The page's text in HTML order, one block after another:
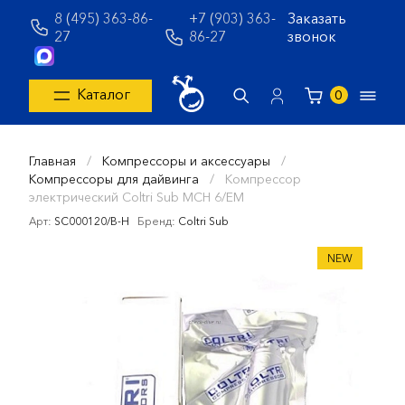
8 (495) 363-86-
27
+7 (903) 363-
86-27
Заказать
звонок
Каталог 0
Главная / Компрессоры и аксессуары /
Компрессоры для дайвинга / Компрессор
электрический Coltri Sub MCH 6/EM
Арт: SC000120/B-H Бренд: Coltri Sub
NEW